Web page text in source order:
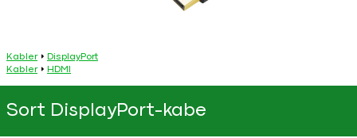
Kabler
DisplayPort
Kabler
HDMI
Sort DisplayPort-kabe